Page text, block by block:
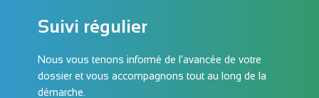
Suivi régulier
Nous vous tenons informé de l’avancée de votre
dossier et vous accompagnons tout au long de la
démarche.